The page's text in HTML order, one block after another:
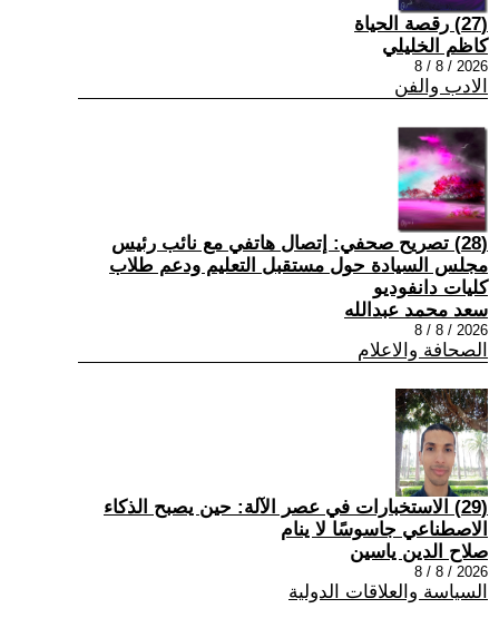
(27) رقصة الحياة
كاظم الخليلي
2026 / 8 / 8
الادب والفن
(28) تصريح صحفي: إتصال هاتفي مع نائب رئيس
مجلس السيادة حول مستقبل التعليم ودعم طلاب
كليات دانفوديو
سعد محمد عبدالله
2026 / 8 / 8
الصحافة والاعلام
(29) الاستخبارات في عصر الآلة: حين يصبح الذكاء
الاصطناعي جاسوسًا لا ينام
صلاح الدين ياسين
2026 / 8 / 8
السياسة والعلاقات الدولية